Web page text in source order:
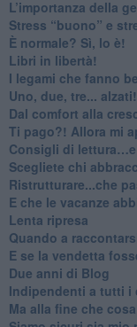
​L’importanza della
​Stress “buono” e
​È normale? Sì, lo è!
​Libri in libertà!
​I legami che fanno
Uno, due, tre... alzati!​
​Dal comfort alla
​Ti pago?! Allora mi
​Consigli di
​Scegliete chi
​Ristrutturare...che
​E che le vacanze
​Lenta ripresa
​Quando a
​E se la vendetta
​Due anni di Blog
​Indipendenti a tutti i
​Ma alla fine che